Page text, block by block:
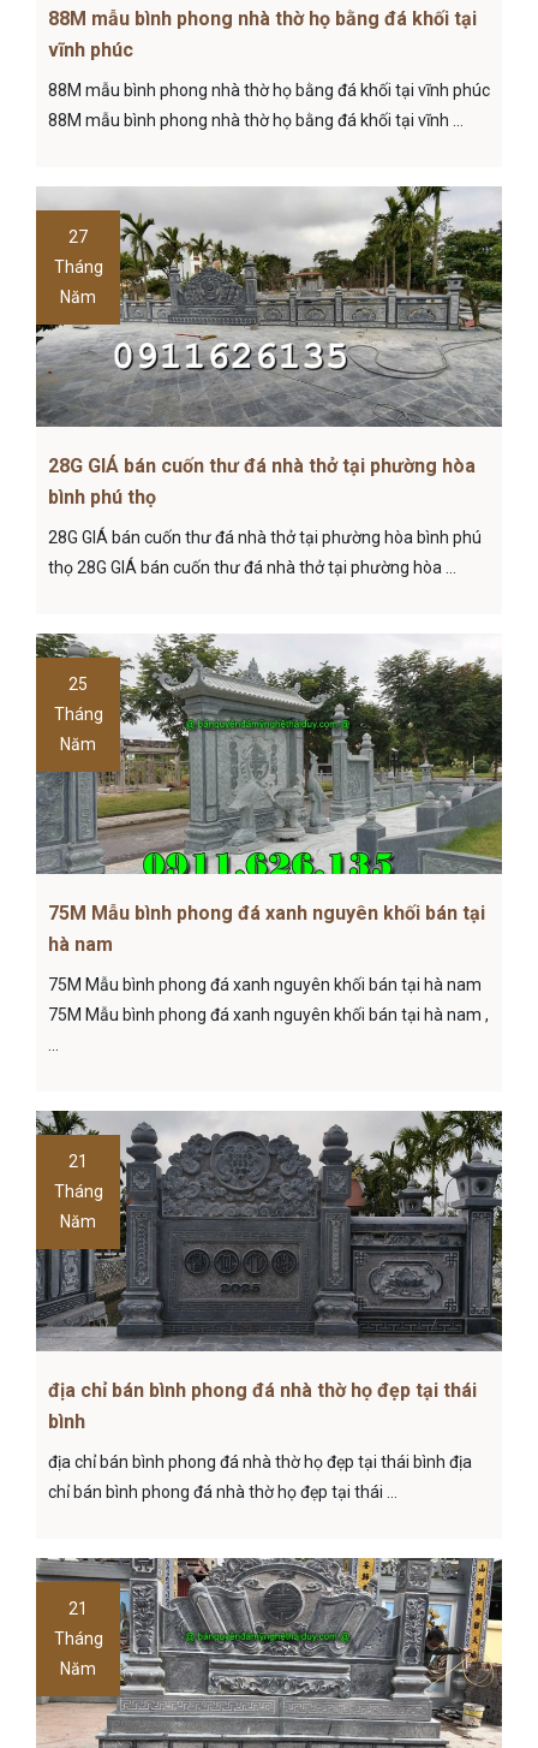
88M mẫu bình phong nhà thờ họ bằng đá khối tại
vĩnh phúc
88M mẫu bình phong nhà thờ họ bằng đá khối tại vĩnh phúc
88M mẫu bình phong nhà thờ họ bằng đá khối tại vĩnh ...
27
Tháng
Năm
28G GIÁ bán cuốn thư đá nhà thở tại phường hòa
bình phú thọ
28G GIÁ bán cuốn thư đá nhà thở tại phường hòa bình phú
thọ 28G GIÁ bán cuốn thư đá nhà thở tại phường hòa ...
25
Tháng
Năm
75M Mẫu bình phong đá xanh nguyên khối bán tại
hà nam
75M Mẫu bình phong đá xanh nguyên khối bán tại hà nam
75M Mẫu bình phong đá xanh nguyên khối bán tại hà nam ,
21
Tháng
Năm
địa chỉ bán bình phong đá nhà thờ họ đẹp tại thái
bình
địa chỉ bán bình phong đá nhà thờ họ đẹp tại thái bình địa
chỉ bán bình phong đá nhà thờ họ đẹp tại thái ...
21
Tháng
Năm